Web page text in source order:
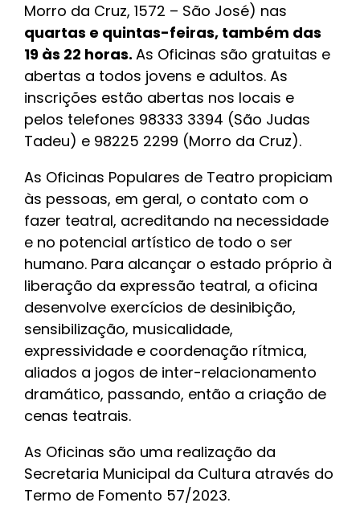
Morro da Cruz, 1572 – São José) nas
quartas e quintas-feiras, também das
19 às 22 horas. As Oficinas são gratuitas e
abertas a todos jovens e adultos. As
inscrições estão abertas nos locais e
pelos telefones 98333 3394 (São Judas
Tadeu) e 98225 2299 (Morro da Cruz).
As Oficinas Populares de Teatro propiciam
às pessoas, em geral, o contato com o
fazer teatral, acreditando na necessidade
e no potencial artístico de todo o ser
humano. Para alcançar o estado próprio à
liberação da expressão teatral, a oficina
desenvolve exercícios de desinibição,
sensibilização, musicalidade,
expressividade e coordenação rítmica,
aliados a jogos de inter-relacionamento
dramático, passando, então a criação de
cenas teatrais.
As Oficinas são uma realização da
Secretaria Municipal da Cultura através do
Termo de Fomento 57/2023.